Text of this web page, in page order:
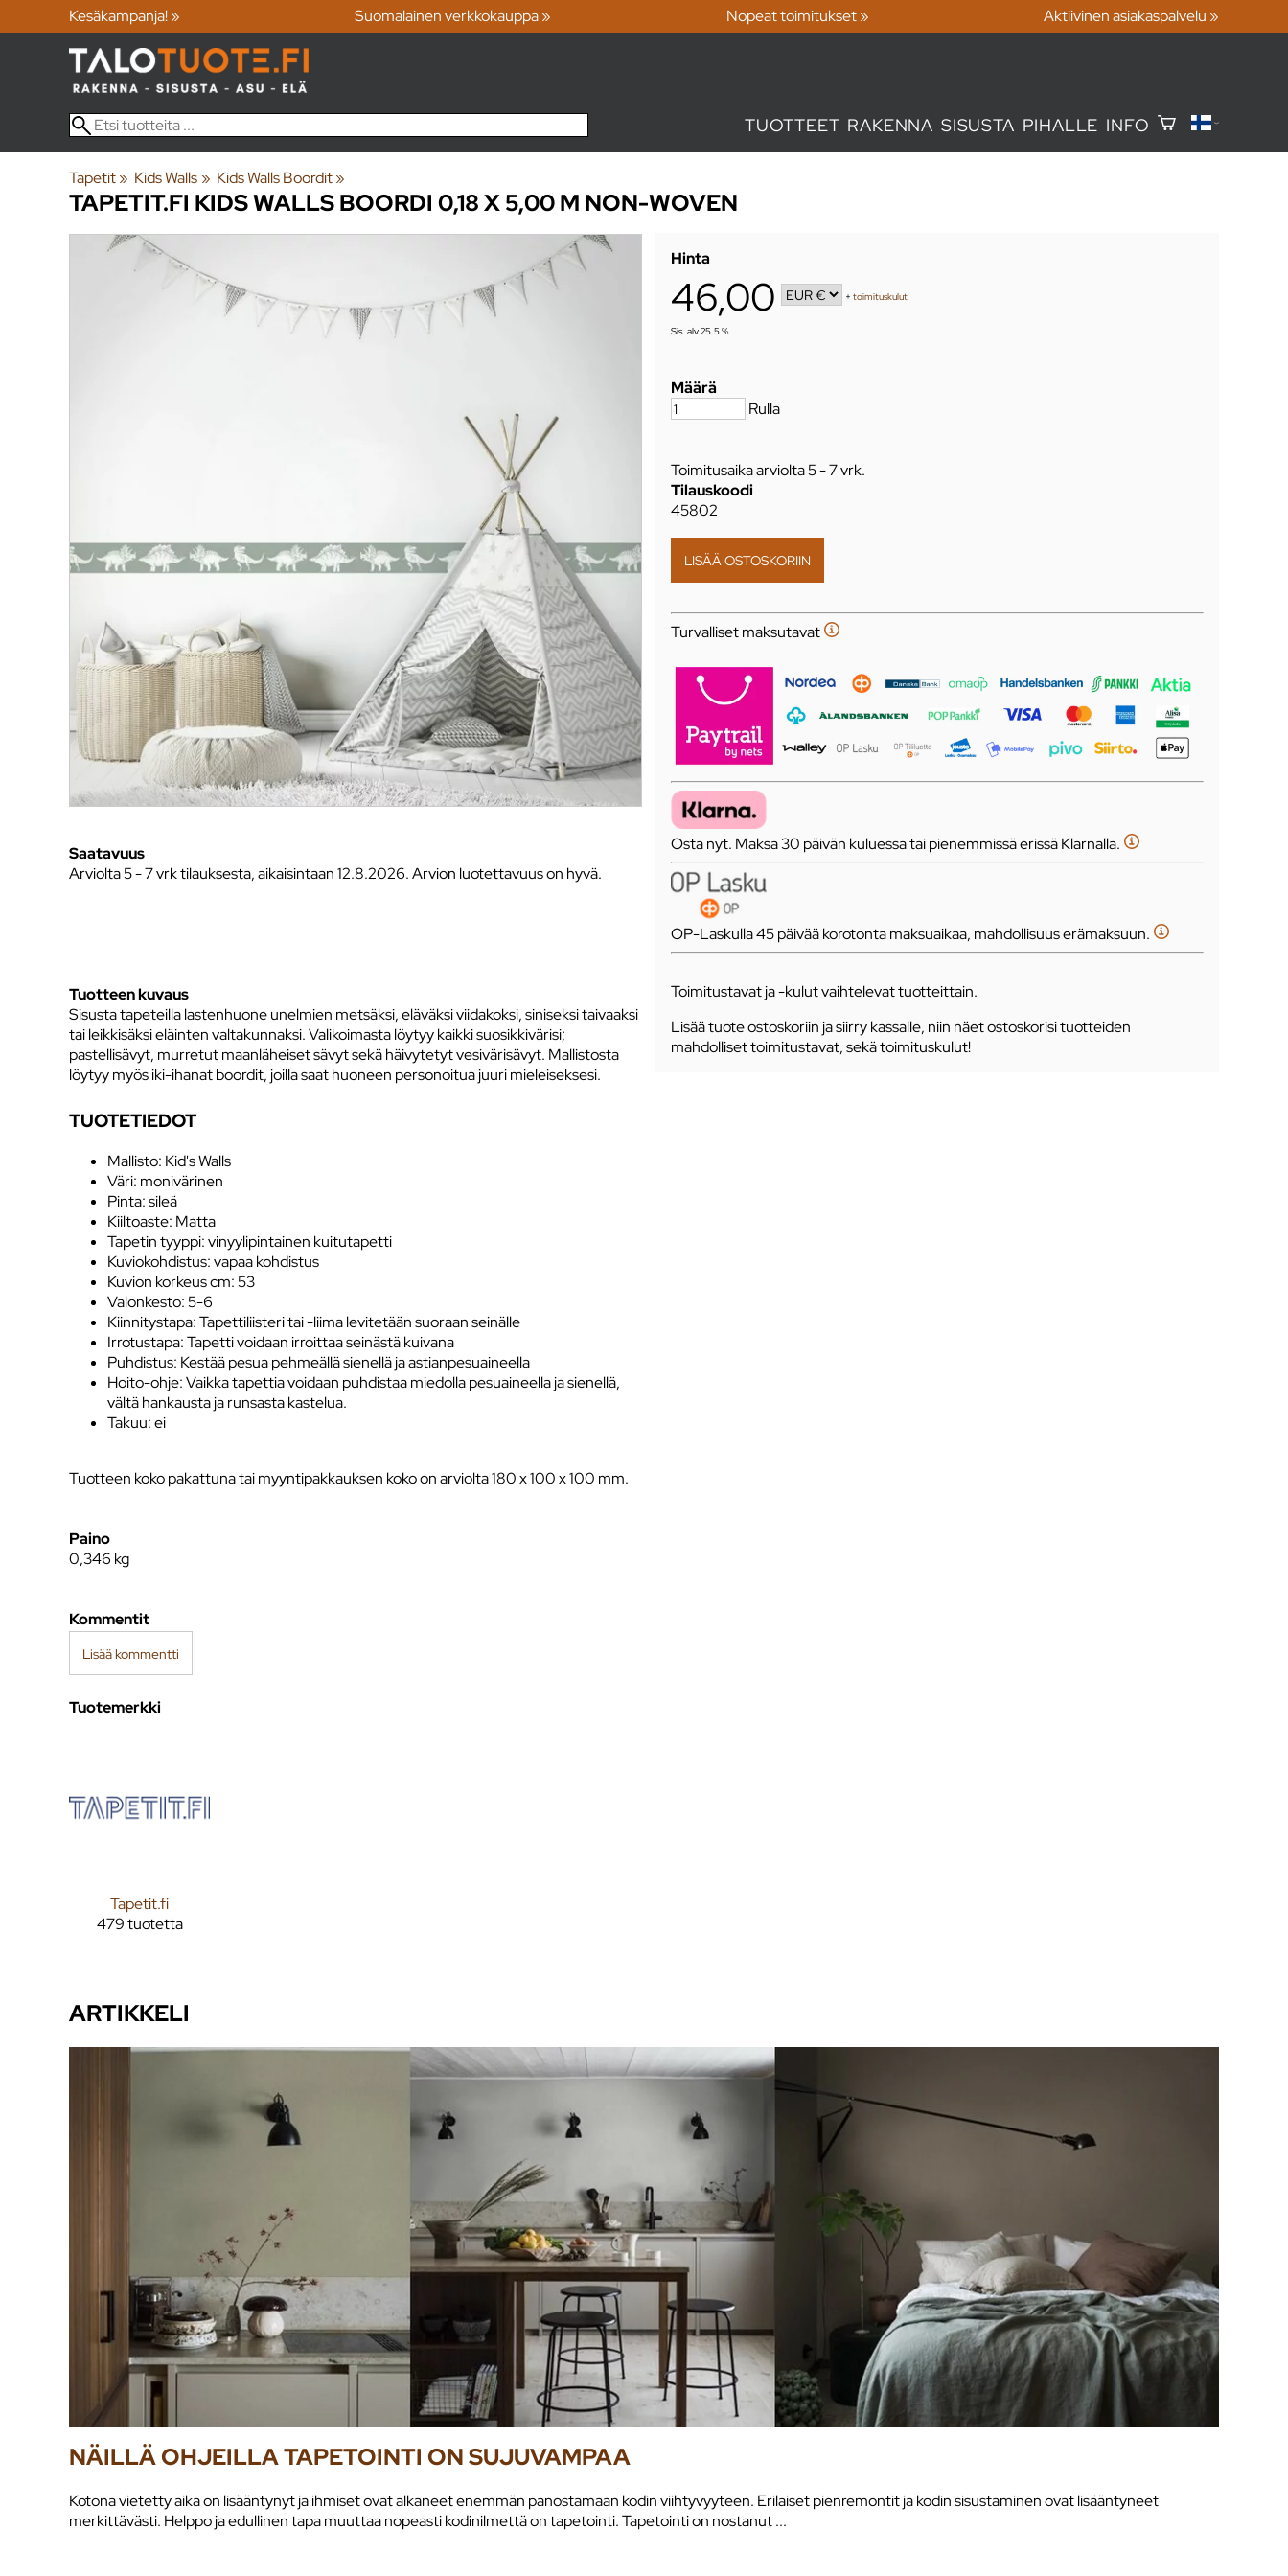
Kesäkampanja! » Suomalainen verkkokauppa » Nopeat toimitukset » Aktiivinen asiakaspalvelu »
TUOTTEET RAKENNA SISUSTA PIHALLE INFO
Tapetit‪» Kids Walls ‪» Kids Walls Boordit ‪»
TAPETIT.FI KIDS WALLS BOORDI 0,18 X 5,00 M NON-WOVEN
Hinta
46,00 +toimituskulut
Sis. alv 25.5 %
Määrä
Rulla
Toimitusaika arviolta5 - 7 vrk.
Tilauskoodi
45802
Turvalliset maksutavat
Osta nyt. Maksa 30 päivän kuluessa tai pienemmissä erissä Klarnalla.
OP-Laskulla 45 päivää korotonta maksuaikaa, mahdollisuus erämaksuun.
Toimitustavat ja -kulut vaihtelevat tuotteittain.
Lisää tuote ostoskoriin ja siirry kassalle, niin näet ostoskorisi tuotteiden
mahdolliset toimitustavat, sekä toimituskulut!
Saatavuus
Arviolta5 - 7 vrk tilauksesta, aikaisintaan 12.8.2026.Arvion luotettavuus on hyvä.
Tuotteen kuvaus
Sisusta tapeteilla lastenhuone unelmien metsäksi, eläväksi viidakoksi, siniseksi taivaaksi
tai leikkisäksi eläinten valtakunnaksi. Valikoimasta löytyy kaikki suosikkivärisi;
pastellisävyt, murretut maanläheiset sävyt sekä häivytetyt vesivärisävyt. Mallistosta
löytyy myös iki-ihanat boordit, joilla saat huoneen personoitua juuri mieleiseksesi.
TUOTETIEDOT
Mallisto: Kid's Walls
Väri: monivärinen
Pinta: sileä
Kiiltoaste: Matta
Tapetin tyyppi: vinyylipintainen kuitutapetti
Kuviokohdistus: vapaa kohdistus
Kuvion korkeus cm: 53
Valonkesto: 5-6
Kiinnitystapa: Tapettiliisteri tai -liima levitetään suoraan seinälle
Irrotustapa: Tapetti voidaan irroittaa seinästä kuivana
Puhdistus: Kestää pesua pehmeällä sienellä ja astianpesuaineella
Hoito-ohje: Vaikka tapettia voidaan puhdistaa miedolla pesuaineella ja sienellä,
vältä hankausta ja runsasta kastelua.
Takuu: ei
Tuotteen koko pakattuna tai myyntipakkauksen koko on arviolta 180 x 100 x 100 mm.
Paino
0,346 kg
Kommentit
Lisää kommentti
Tuotemerkki
Tapetit.fi
479 tuotetta
ARTIKKELI
NÄILLÄ OHJEILLA TAPETOINTI ON SUJUVAMPAA
Kotona vietetty aika on lisääntynyt ja ihmiset ovat alkaneet enemmän panostamaan kodin viihtyvyyteen. Erilaiset pienremontit ja kodin sisustaminen ovat lisääntyneet
merkittävästi. Helppo ja edullinen tapa muuttaa nopeasti kodinilmettä on tapetointi. Tapetointi on nostanut ...